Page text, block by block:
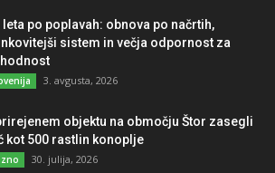
leta po poplavah: obnova po načrtih,
sistem in večja odpornost za
3. avgusta, 2026
objektu na območju Štor zasegli
kot 500 rastlin konoplje
30. julija, 2026